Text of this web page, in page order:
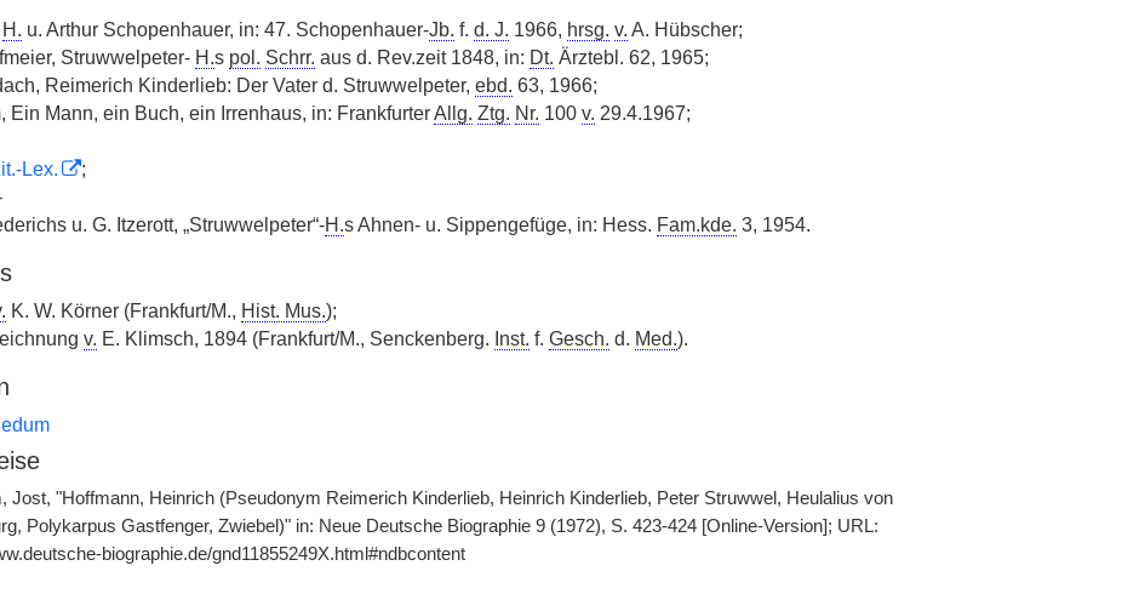
H. u. Arthur Schopenhauer, in: 47. Schopenhauer-Jb. f. d. J. 1966, hrsg. v. A. Hübscher;
Struwwelpeter- H.s pol. Schrr. aus d. Rev.zeit 1848, in: Dt. Ärztebl. 62, 1965;
Reimerich Kinderlieb: Der Vater d. Struwwelpeter, ebd. 63, 1966;
Ein Mann, ein Buch, ein Irrenhaus, in: FrankfurterAllg. Ztg. Nr. 100 v. 29.4.1967;
Lex.
;
u. G. Itzerott, „Struwwelpeter“-H.s Ahnen- u. Sippengefüge, in: Hess. Fam.kde. 3, 1954.
K. W. Körner (Frankfurt/M., Hist. Mus.);
v. E. Klimsch, 1894 (Frankfurt/M., Senckenberg. Inst. f. Gesch. d. Med.).
Jost, "Hoffmann, Heinrich (Pseudonym Reimerich Kinderlieb, Heinrich Kinderlieb, Peter Struwwel, Heulalius von
Polykarpus Gastfenger, Zwiebel)" in: Neue Deutsche Biographie 9 (1972), S. 423-424 [Online-Version]; URL:
biographie.de/gnd11855249X.html#ndbcontent